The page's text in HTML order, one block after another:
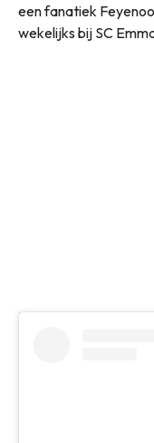
een fanatiek
wekelijks bij SC